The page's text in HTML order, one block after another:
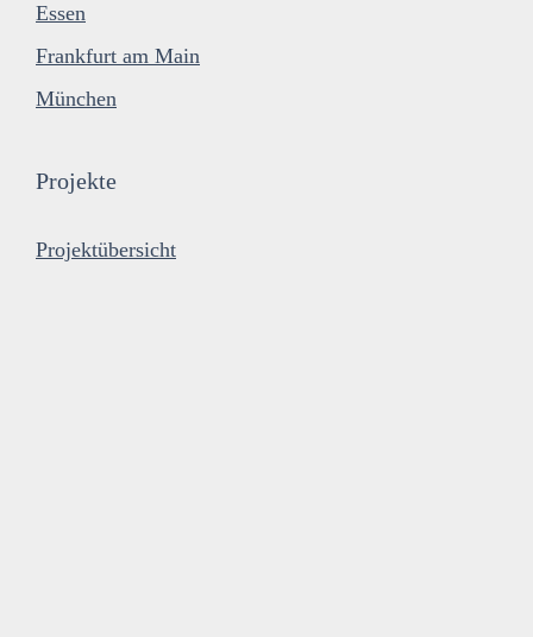
Essen
Frankfurt am Main
München
Projekte
Projektübersicht